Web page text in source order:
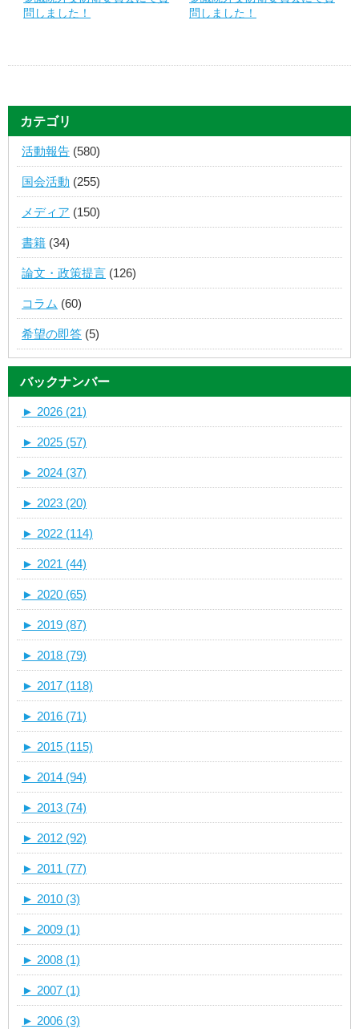
問しました！
問しました！
カテゴリ
活動報告 (580)
国会活動 (255)
メディア (150)
書籍 (34)
論文・政策提言 (126)
コラム (60)
希望の即答 (5)
バックナンバー
► 2026 (21)
► 2025 (57)
► 2024 (37)
► 2023 (20)
► 2022 (114)
► 2021 (44)
► 2020 (65)
► 2019 (87)
► 2018 (79)
► 2017 (118)
► 2016 (71)
► 2015 (115)
► 2014 (94)
► 2013 (74)
► 2012 (92)
► 2011 (77)
► 2010 (3)
► 2009 (1)
► 2008 (1)
► 2007 (1)
► 2006 (3)